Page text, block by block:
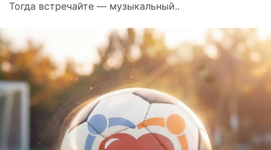
Тогда встречайте — музыкальный..